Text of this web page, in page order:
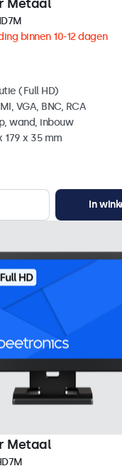
Metaal
binnen 10-12 dagen
(Full HD)
VGA, BNC, RCA
wand, inbouw
179 x 35 mm
In
Metaal